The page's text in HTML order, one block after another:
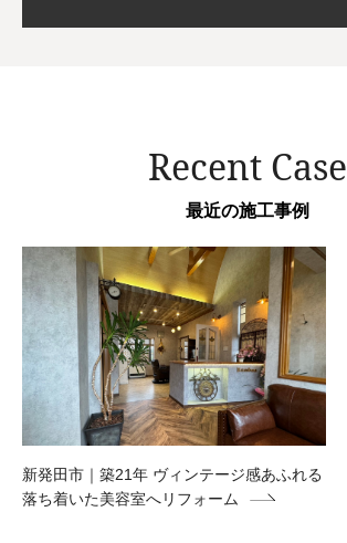
Recent Case
最近の施工事例
新発田市｜築21年 ヴィンテージ感あふれる
落ち着いた美容室へリフォーム